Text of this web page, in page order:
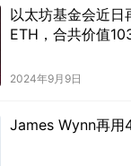
以太坊基金会近
ETH，合共价值
2024年9月9日
James Wynn再用